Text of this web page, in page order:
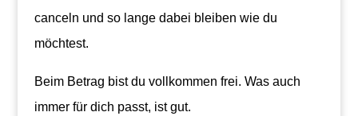
canceln und so lange dabei bleiben wie du
möchtest.
Beim Betrag bist du vollkommen frei. Was auch
immer für dich passt, ist gut.